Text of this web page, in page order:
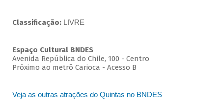
Classificação: LIVRE
Espaço Cultural BNDES
Avenida República do Chile, 100 - Centro
Próximo ao metrô Carioca - Acesso B
Veja as outras atrações do Quintas no BNDES